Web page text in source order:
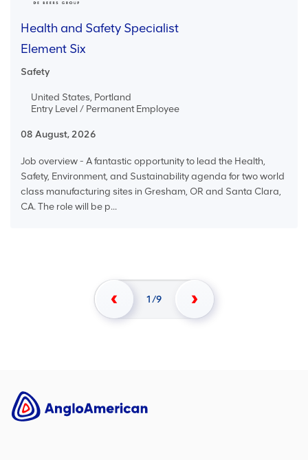
Health and Safety Specialist
Element Six
Safety
United States, Portland
Entry Level / Permanent Employee
08 August, 2026
Job overview - A fantastic opportunity to lead the Health,
Safety, Environment, and Sustainability agenda for two world
class manufacturing sites in Gresham, OR and Santa Clara,
CA. The role will be p...
1 9